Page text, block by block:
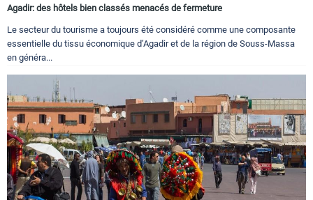
Agadir: des hôtels bien classés menacés de fermeture
Le secteur du tourisme a toujours été considéré comme une composante
essentielle du tissu économique d’Agadir et de la région de Souss-Massa
en généra...